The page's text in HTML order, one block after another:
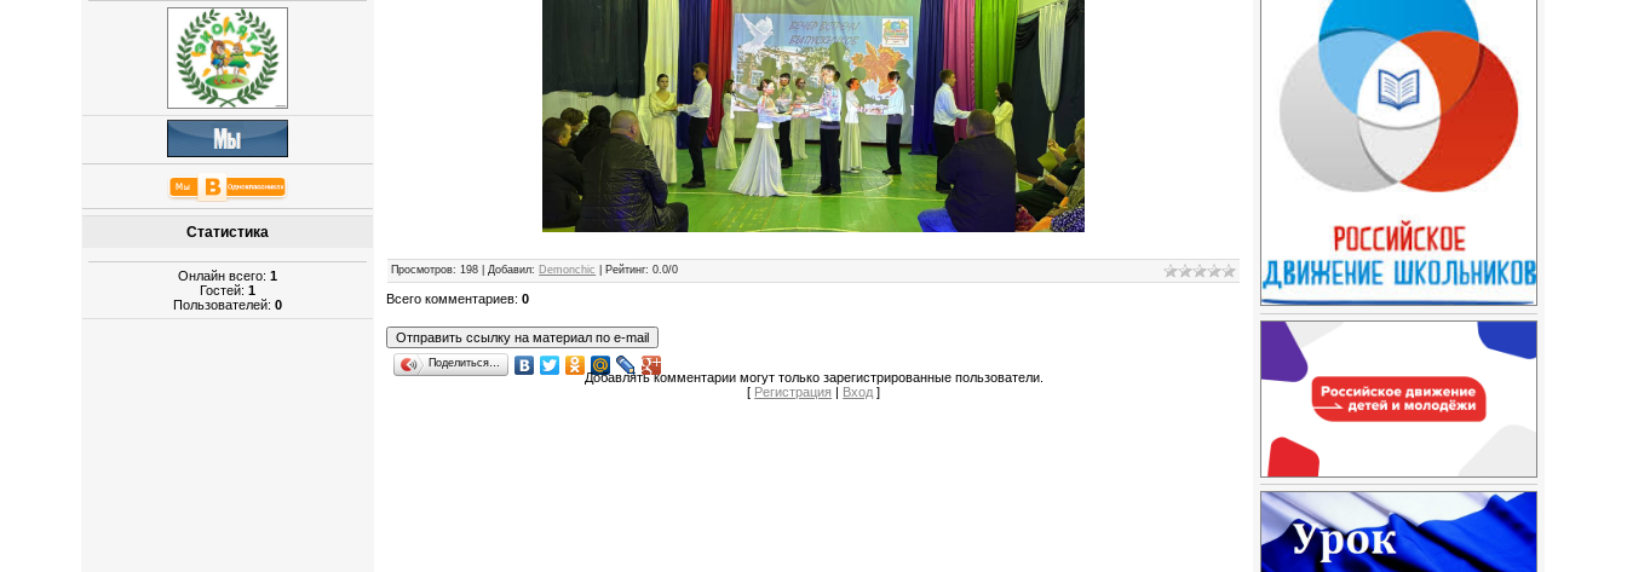
Статистика
Онлайн всего:1
Гостей:1
Пользователей:0
Просмотров: 198 | Добавил: Demonchic Рейтинг:0.0/0
Всего комментариев:0
Поделиться…
Добавлять комментарии могут только зарегистрированные пользователи.
[ Регистрация | Вход ]